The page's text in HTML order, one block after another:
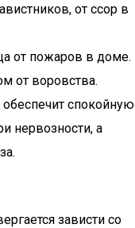
от ссор в
от пожаров в доме.
от воровства.
спокойную
нервозности, а
зависти со